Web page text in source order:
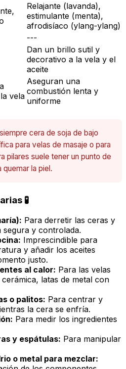
Relajante (lavanda),
estimulante (menta),
afrodisíaco (ylang-ylang)
---
Dan un brillo sutil y
decorativo a la vela y el
aceite
vela
Aseguran una
combustión lenta y
uniforme
cera de soja de bajo
para velas de masaje o para
pilares suele tener un punto de
la piel.
🧪
Para derretir las ceras y
segura y controlada.
Imprescindible para
y añadir los aceites
justo.
al calor: Para las velas
latas de metal con
o palitos: Para centrar y
la cera se enfría.
Para medir los ingredientes
y espátulas: Para manipular
o metal para mezclar: